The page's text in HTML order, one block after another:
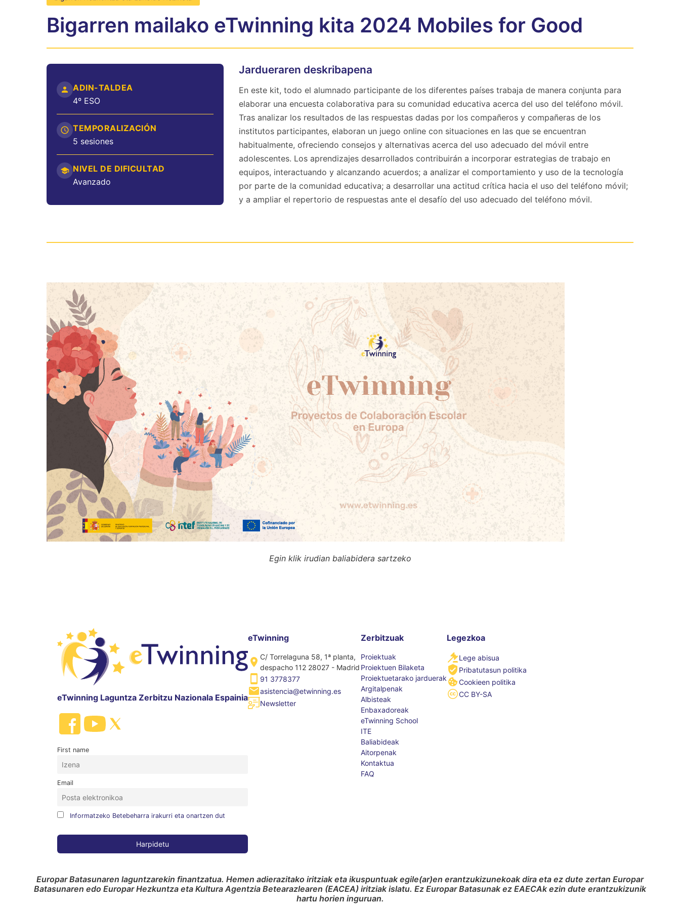
Bigarren mailako eTwinning kita 2024 Mobiles for Good
ADIN-TALDEA
4º ESO
TEMPORALIZACIÓN
5 sesiones
NIVEL DE DIFICULTAD
Avanzado
Jardueraren deskribapena
En este kit, todo el alumnado participante de los diferentes países trabaja de manera conjunta para
elaborar una encuesta colaborativa para su comunidad educativa acerca del uso del teléfono móvil.
Tras analizar los resultados de las respuestas dadas por los compañeros y compañeras de los
institutos participantes, elaboran un juego online con situaciones en las que se encuentran
habitualmente, ofreciendo consejos y alternativas acerca del uso adecuado del móvil entre
adolescentes. Los aprendizajes desarrollados contribuirán a incorporar estrategias de trabajo en
equipos, interactuando y alcanzando acuerdos; a analizar el comportamiento y uso de la tecnología
por parte de la comunidad educativa; a desarrollar una actitud crítica hacia el uso del teléfono móvil;
y a ampliar el repertorio de respuestas ante el desafío del uso adecuado del teléfono móvil.
Egin klik irudian baliabidera sartzeko
eTwinning Laguntza Zerbitzu Nazionala Espainia
First name
Email
Informatzeko Betebeharra irakurri eta onartzen dut
eTwinning
C/ Torrelaguna 58, 1ª planta,
despacho 112 28027 - Madrid
91 3778377
asistencia@etwinning.es
Newsletter
Zerbitzuak
Proiektuak
Proiektuen Bilaketa
Proiektuetarako jarduerak
Argitalpenak
Albisteak
Enbaxadoreak
eTwinning School
ITE
Baliabideak
Aitorpenak
Kontaktua
FAQ
Legezkoa
Lege abisua
Pribatutasun politika
Cookieen politika
CC BY-SA
Europar Batasunaren laguntzarekin finantzatua. Hemen adierazitako iritziak eta ikuspuntuak egile(ar)en erantzukizunekoak dira eta ez dute zertan Europar
Batasunaren edo Europar Hezkuntza eta Kultura Agentzia Betearazlearen (EACEA) iritziak islatu. Ez Europar Batasunak ez EAECAk ezin dute erantzukizunik
hartu horien inguruan.